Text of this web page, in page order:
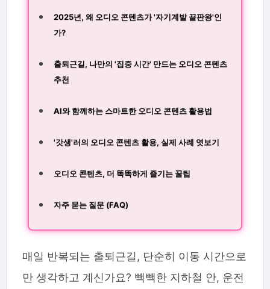
2025년, 왜 오디오 콘텐츠가 '자기계발 끝판왕'인
가?
출퇴근길, 나만의 '집중 시간' 만드는 오디오 콘텐츠
추천
AI와 함께하는 스마트한 오디오 콘텐츠 활용법
'갓생'러의 오디오 콘텐츠 활용, 실제 사례 엿보기
오디오 콘텐츠, 더 똑똑하게 즐기는 꿀팁
자주 묻는 질문 (FAQ)
매일 반복되는 출퇴근길, 단순히 이동 시간으로
만 생각하고 계신가요? 빽빽한 지하철 안, 운전